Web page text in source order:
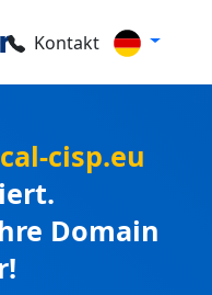
Kontakt
cisp.eu
Domain